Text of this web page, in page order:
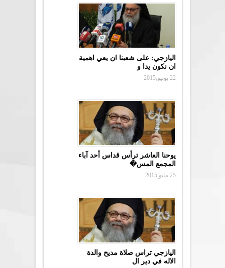
اليازجي: على شعبنا ان يعي اهمية
ان نكون يدا و
22 يونيو,2015
يوحنا العاشر ترأس قداس أحد آباء
المجمع المس�
25 مايو,2015
اليازجي تراس صلاة مديح والدة
الاله في دير ال